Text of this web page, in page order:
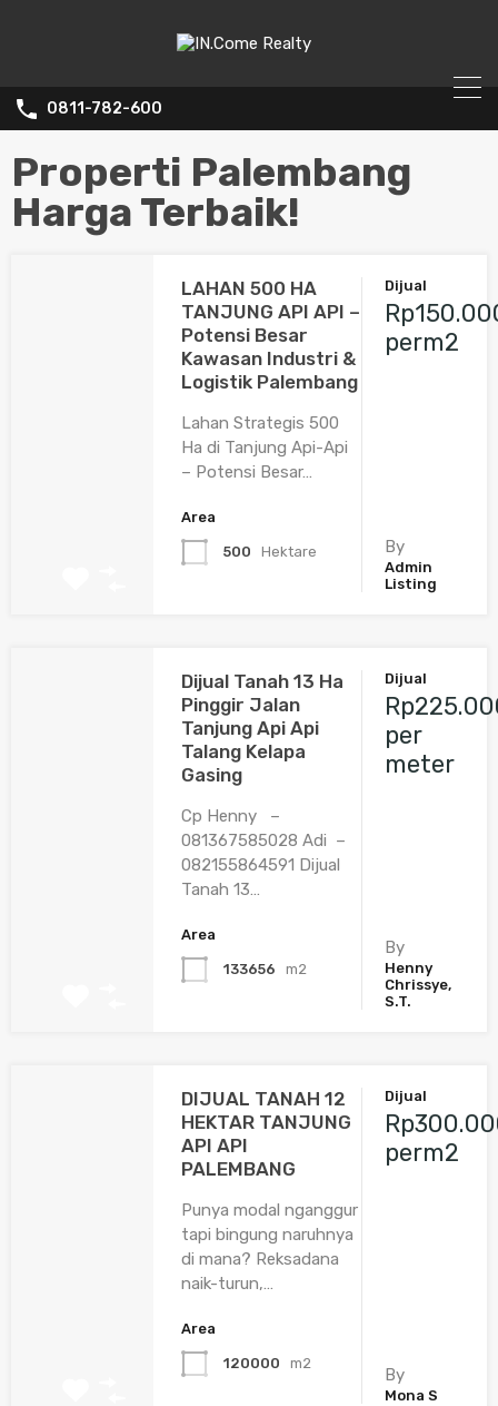
0811-782-600
Properti Palembang
Harga Terbaik!
LAHAN 500 HA
TANJUNG API API –
Potensi Besar
Kawasan Industri &
Logistik Palembang
Lahan Strategis 500
Ha di Tanjung Api-Api
– Potensi Besar…
Area
500 Hektare
Dijual
perm2
By
Admin
Listing
Dijual Tanah 13 Ha
Pinggir Jalan
Tanjung Api Api
Talang Kelapa
Gasing
Cp Henny –
081367585028 Adi –
082155864591 Dijual
Tanah 13…
Area
133656 m2
Dijual
per
meter
By
Henny
Chrissye,
S.T.
DIJUAL TANAH 12
HEKTAR TANJUNG
API API
PALEMBANG
Punya modal nganggur
tapi bingung naruhnya
di mana? Reksadana
naik-turun,…
Area
120000 m2
Dijual
perm2
By
Mona S